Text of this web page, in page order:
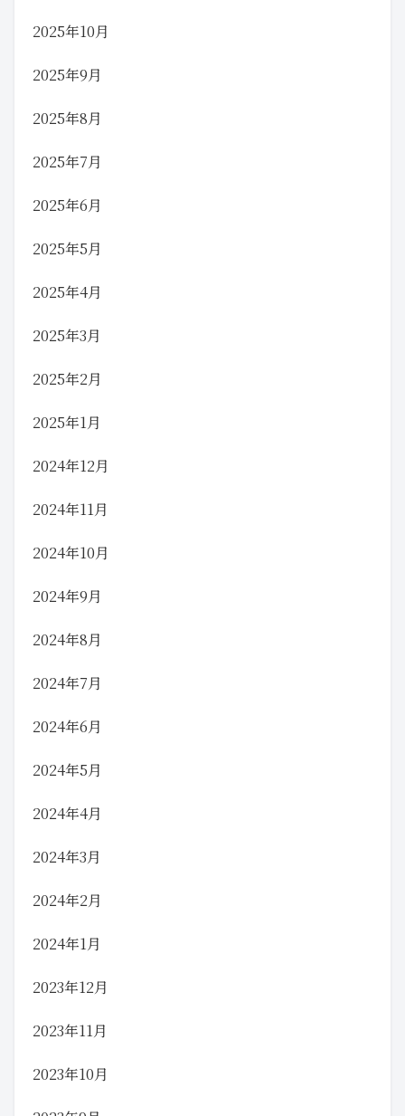
2025年10月
2025年9月
2025年8月
2025年7月
2025年6月
2025年5月
2025年4月
2025年3月
2025年2月
2025年1月
2024年12月
2024年11月
2024年10月
2024年9月
2024年8月
2024年7月
2024年6月
2024年5月
2024年4月
2024年3月
2024年2月
2024年1月
2023年12月
2023年11月
2023年10月